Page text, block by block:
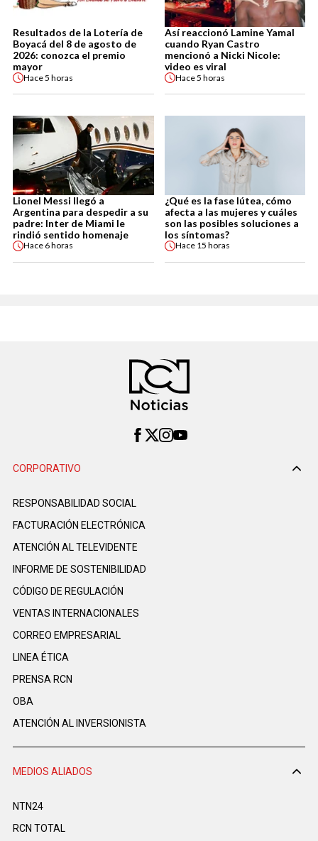
Resultados de la Lotería de
Boyacá del 8 de agosto de
2026: conozca el premio
mayor
Hace5 horas
Así reaccionó Lamine Yamal
cuando Ryan Castro
mencionó a Nicki Nicole:
video es viral
Hace5 horas
Lionel Messi llegó a
Argentina para despedir a su
padre: Inter de Miami le
rindió sentido homenaje
Hace 6 horas
¿Qué es la fase lútea, cómo
afecta a las mujeres y cuáles
son las posibles soluciones a
los síntomas?
Hace 15 horas
CORPORATIVO
RESPONSABILIDAD SOCIAL
FACTURACIÓN ELECTRÓNICA
ATENCIÓN AL TELEVIDENTE
INFORME DE SOSTENIBILIDAD
CÓDIGO DE REGULACIÓN
VENTAS INTERNACIONALES
CORREO EMPRESARIAL
LINEA ÉTICA
PRENSA RCN
OBA
ATENCIÓN AL INVERSIONISTA
MEDIOS ALIADOS
NTN24
RCN TOTAL